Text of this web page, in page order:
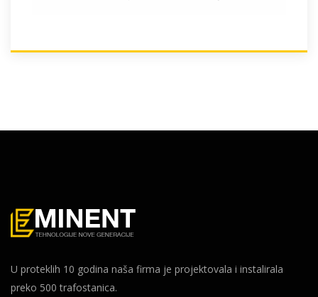
U proteklih 10 godina naša firma je projektovala i instalirala
preko 500 trafostanica.